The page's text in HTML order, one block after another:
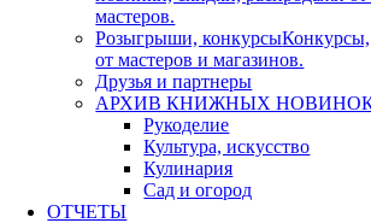
мастеров.
Розыгрыши, конкурсы
от мастеров и магазинов.
Друзья и партнеры
АРХИВ КНИЖНЫХ
Рукоделие
Культура, искусство
Кулинария
Сад и огород
ОТЧЕТЫ